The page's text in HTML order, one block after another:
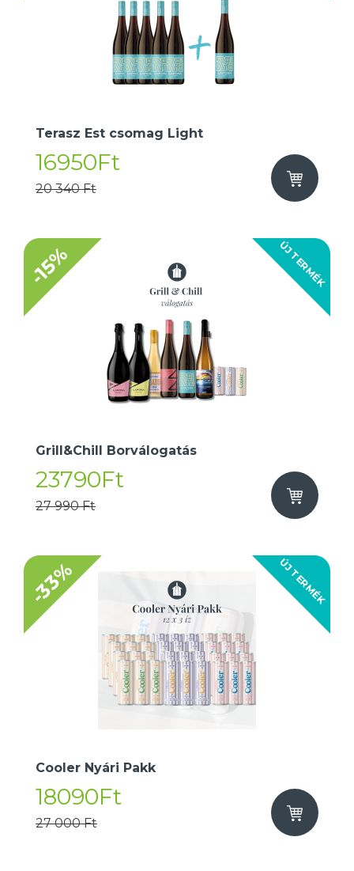
Terasz Est csomag Light
16950Ft
20 340 Ft
ÚJ TERMÉK
-15%
Grill&Chill Borválogatás
23790Ft
27 990 Ft
ÚJ TERMÉK
-33%
Cooler Nyári Pakk
18090Ft
27 000 Ft